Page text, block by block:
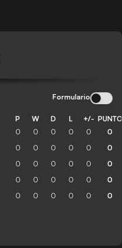
Formulario
P W D L +/-
0 0 0 0 0 0
0 0 0 0 0 0
0 0 0 0 0 0
0 0 0 0 0 0
0 0 0 0 0 0